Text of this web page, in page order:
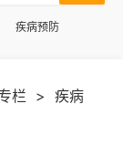
疾病预防
栏 > 疾病